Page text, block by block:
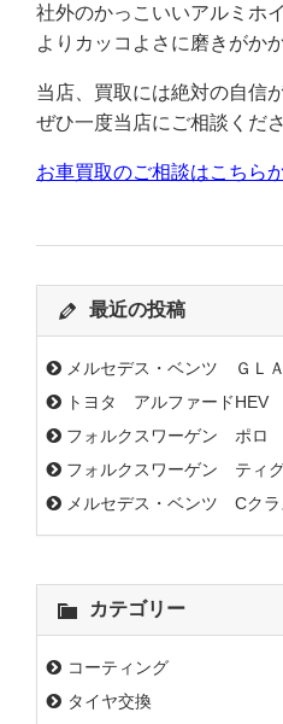
社外のかっこいいアルミホ
よりカッコよさに磨きがか
当店、買取には絶対の自信
ぜひ一度当店にご相談くだ
お車買取のご相談はこちら
最近の投稿
メルセデス・ベンツ Ｇ
トヨタ アルファード
フォルクスワーゲン ポ
フォルクスワーゲン テ
メルセデス・ベンツ Cク
カテゴリー
コーティング
タイヤ交換